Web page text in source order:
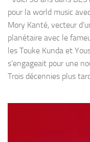
pour la world music
Mory Kanté, vecteur
planétaire avec le
les Touke Kunda et
s’engageait pour une
Trois décennies plus